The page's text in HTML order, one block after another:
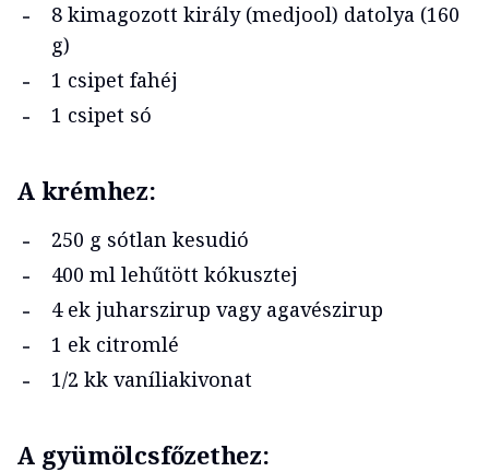
8 kimagozott király (medjool) datolya (160
g)
1 csipet fahéj
1 csipet só
A krémhez:
250 g sótlan kesudió
400 ml lehűtött kókusztej
4 ek juharszirup vagy agavészirup
1 ek citromlé
1/2 kk vaníliakivonat
A gyümölcsfőzethez: